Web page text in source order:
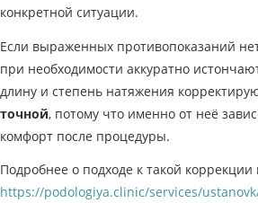
конкретной ситуации.
Если выраженных противопоказаний
при необходимости аккуратно
длину и степень натяжения
точной, потому что именно от неё
комфорт после процедуры.
Подробнее о подходе к такой
https://podologiya.clinic/services/